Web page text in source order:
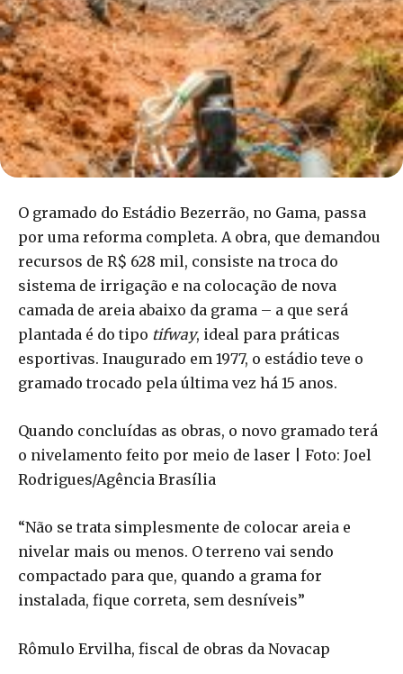
O gramado do Estádio Bezerrão, no Gama, passa
por uma reforma completa. A obra, que demandou
recursos de R$ 628 mil, consiste na troca do
sistema de irrigação e na colocação de nova
camada de areia abaixo da grama – a que será
plantada é do tipo tifway, ideal para práticas
esportivas. Inaugurado em 1977, o estádio teve o
gramado trocado pela última vez há 15 anos.
Quando concluídas as obras, o novo gramado terá
o nivelamento feito por meio de laser | Foto: Joel
Rodrigues/Agência Brasília
“Não se trata simplesmente de colocar areia e
nivelar mais ou menos. O terreno vai sendo
compactado para que, quando a grama for
instalada, fique correta, sem desníveis”
Rômulo Ervilha, fiscal de obras da Novacap